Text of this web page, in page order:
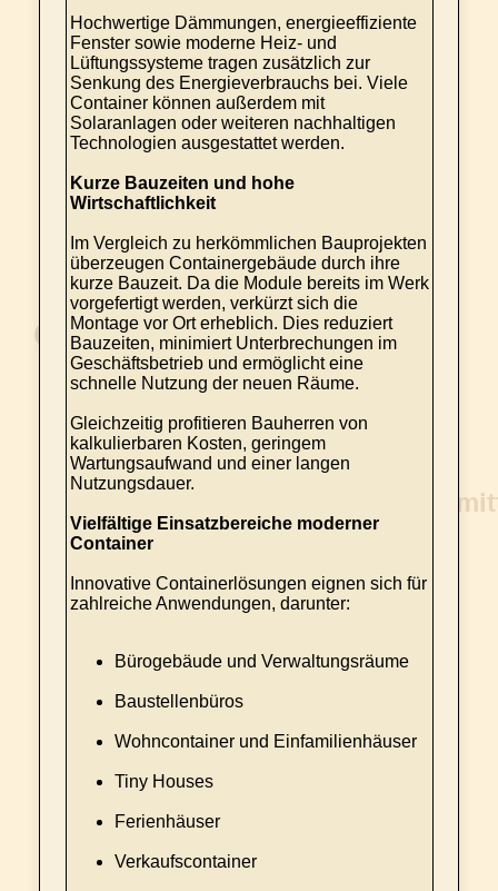
Hochwertige Dämmungen, energieeffiziente
Fenster sowie moderne Heiz- und
Lüftungssysteme tragen zusätzlich zur
Senkung des Energieverbrauchs bei. Viele
Container können außerdem mit
Solaranlagen oder weiteren nachhaltigen
Technologien ausgestattet werden.
Kurze Bauzeiten und hohe
Wirtschaftlichkeit
Im Vergleich zu herkömmlichen Bauprojekten
überzeugen Containergebäude durch ihre
kurze Bauzeit. Da die Module bereits im Werk
vorgefertigt werden, verkürzt sich die
Montage vor Ort erheblich. Dies reduziert
Bauzeiten, minimiert Unterbrechungen im
Geschäftsbetrieb und ermöglicht eine
schnelle Nutzung der neuen Räume.
Gleichzeitig profitieren Bauherren von
kalkulierbaren Kosten, geringem
Wartungsaufwand und einer langen
Nutzungsdauer.
Vielfältige Einsatzbereiche moderner
Container
Innovative Containerlösungen eignen sich für
zahlreiche Anwendungen, darunter:
Bürogebäude und Verwaltungsräume
Baustellenbüros
Wohncontainer und Einfamilienhäuser
Tiny Houses
Ferienhäuser
Verkaufscontainer